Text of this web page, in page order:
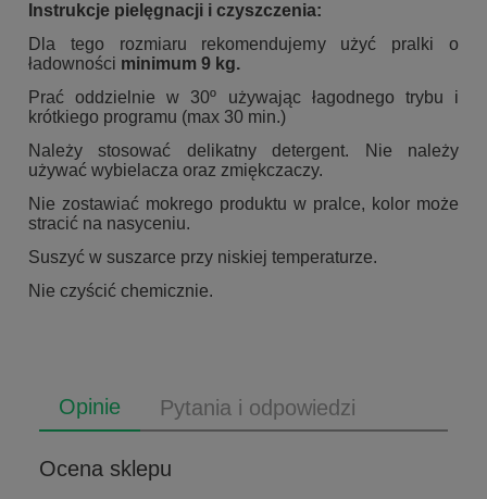
Instrukcje pielęgnacji i czyszczenia:
Dla tego rozmiaru rekomendujemy użyć pralki o
ładowności minimum 9 kg.
Prać oddzielnie w 30º używając łagodnego trybu i
krótkiego programu (max 30 min.)
Należy stosować delikatny detergent. Nie należy
używać wybielacza oraz zmiękczaczy.
Nie zostawiać mokrego produktu w pralce, kolor może
stracić na nasyceniu.
Suszyć w suszarce przy niskiej temperaturze.
Nie czyścić chemicznie.
Opinie Pytania i odpowiedzi
Ocena sklepu